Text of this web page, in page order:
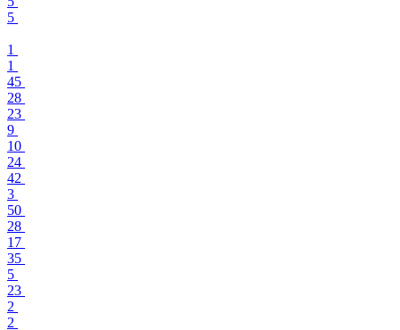
5
1
1
45
28
23
9
10
24
42
3
50
28
17
35
5
23
2
2